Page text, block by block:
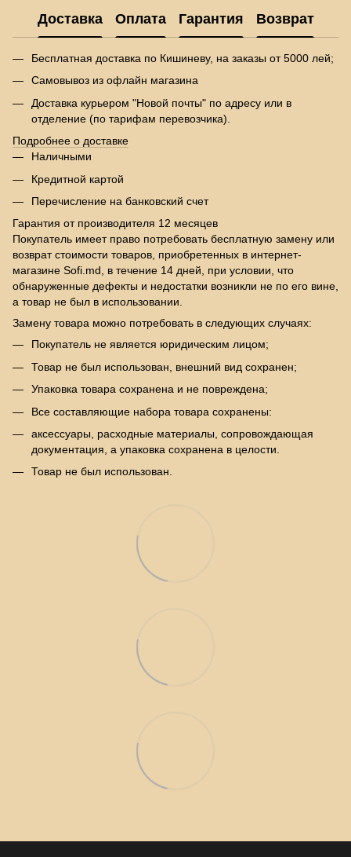
Доставка Оплата Гарантия Возврат
Бесплатная доставка по Кишиневу, на заказы от 5000 лей;
Самовывоз из офлайн магазина
Доставка курьером "Новой почты" по адресу или в
отделение (по тарифам перевозчика).
Подробнее о доставке
Наличными
Кредитной картой
Перечисление на банковский счет
Гарантия от производителя 12 месяцев
Покупатель имеет право потребовать бесплатную замену или
возврат стоимости товаров, приобретенных в интернет-
магазине Sofi.md, в течение 14 дней, при условии, что
обнаруженные дефекты и недостатки возникли не по его вине,
а товар не был в использовании.
Замену товара можно потребовать в следующих случаях:
Покупатель не является юридическим лицом;
Товар не был использован, внешний вид сохранен;
Упаковка товара сохранена и не повреждена;
Все составляющие набора товара сохранены:
аксессуары, расходные материалы, сопровождающая
документация, а упаковка сохранена в целости.
Товар не был использован.